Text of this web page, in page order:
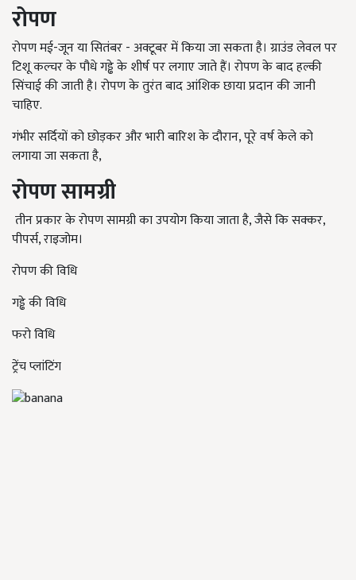
रोपण
रोपण मई-जून या सितंबर - अक्टूबर में किया जा सकता है। ग्राउंड लेवल पर
टिशू कल्चर के पौधे गड्ढे के शीर्ष पर लगाए जाते हैं। रोपण के बाद हल्की
सिंचाई की जाती है। रोपण के तुरंत बाद आंशिक छाया प्रदान की जानी
चाहिए.
गंभीर सर्दियों को छोड़कर और भारी बारिश के दौरान, पूरे वर्ष केले को
लगाया जा सकता है,
रोपण सामग्री
तीन प्रकार के रोपण सामग्री का उपयोग किया जाता है, जैसे कि सक्कर,
पीपर्स, राइजोम।
रोपण की विधि
गड्ढे की विधि
फरो विधि
ट्रेंच प्लांटिंग